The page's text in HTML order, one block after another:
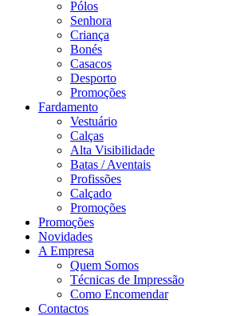
Pólos
Senhora
Criança
Bonés
Casacos
Desporto
Promoções
Fardamento
Vestuário
Calças
Alta Visibilidade
Batas / Aventais
Profissões
Calçado
Promoções
Promoções
Novidades
A Empresa
Quem Somos
Técnicas de Impressão
Como Encomendar
Contactos